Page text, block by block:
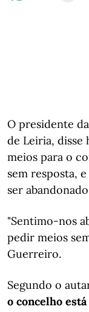
O presidente
de Leiria, disse
meios para o
sem resposta,
ser
"Sentimo-nos
pedir meios
Guerreiro.
Segundo o
o concelho